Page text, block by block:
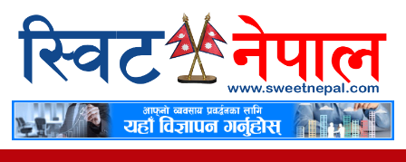
समाचार
स्थानीय
मनोरञ्जन